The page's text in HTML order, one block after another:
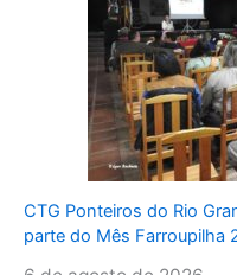
CTG Ponteiros do Rio
parte do Mês Farroupilha